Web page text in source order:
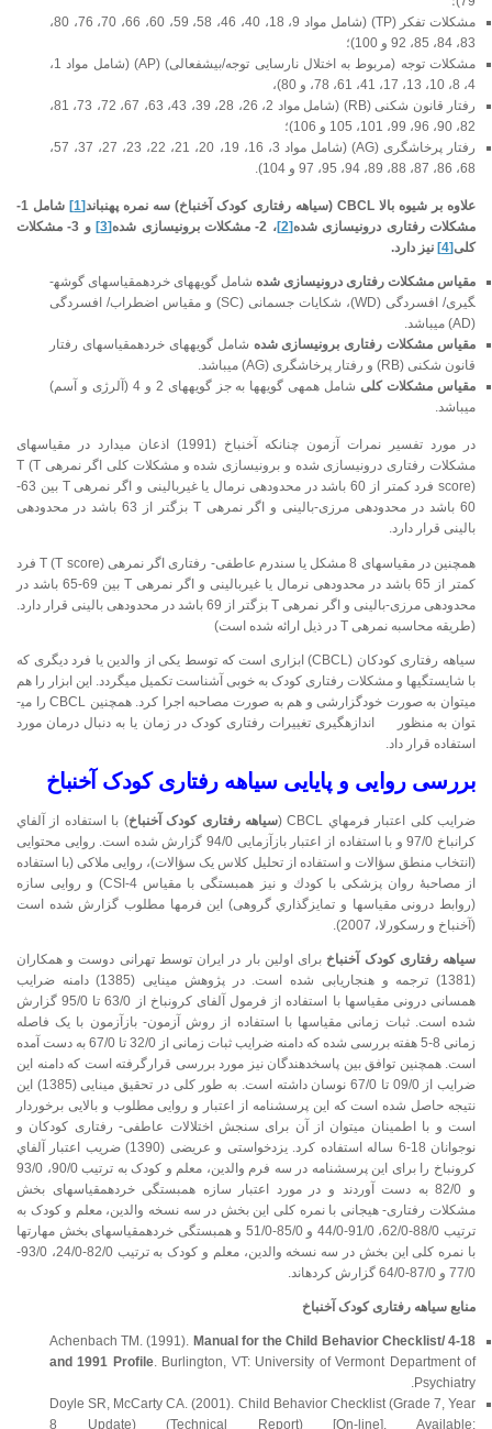
مشکلات تفکر (TP) (شامل مواد 9، 18، 40، 46، 58، 59، 60، 66، 70، 76، 80،
83، 84، 85، 92 و 100)؛
مشکلات توجه (مربوط به اختلال نارسایی توجه/بیش­فعالی) (AP) (شامل مواد 1،
4، 8، 10، 13، 17، 41، 61، 78، و 80)،
رفتار قانون شکنی (RB) (شامل مواد 2، 26، 28، 39، 43، 63، 67، 72، 73، 81،
82، 90، 96، 99، 101، 105 و 106)؛
رفتار پرخاشگری (AG) (شامل مواد 3، 16، 19، 20، 21، 22، 23، 27، 37، 57،
68، 86، 87، 88، 89، 94، 95، 97 و 104).
علاوه بر شیوه بالاCBCL
(سیاهه رفتاری کودک آخنباخ) سه نمره پهن­باند[1]
شامل 1-
مشکلات رفتاری درونی­سازی شده[2] ، 2- مشکلات برونی­سازی شده [3]
و 3- مشکلات
کلی[4] نیز دارد.
مقیاس مشکلات رفتاری درونی­سازی شدهشامل گویه­های خرده­مقیاس­های گوشه­
گیری/ افسردگی (WD)، شکایات جسمانی (SC) و مقیاس اضطراب/ افسردگی
(AD) می­باشد.
مقیاس مشکلات رفتاری برونی­سازی شده شامل گویه­های خرده­مقیاس­های رفتار
قانون شکنی (RB) و رفتار پرخاشگری (AG) می­باشد.
مقیاس مشکلات کلی
شامل همه­ی گویه­ها به جز گویه­های 2 و 4 (آلرژی و آسم)
می­باشد.
در مورد تفسیر نمرات آزمون چنانکه آخنباخ (1991) اذعان می­دارد در مقیاس­های
مشکلات رفتاری درونی­سازی شده و برونی­سازی شده و مشکلات کلی اگر نمره­ی T (T
score) فرد کمتر از 60 باشد در محدوده­ی نرمال یا غیربالینی و اگر نمره­ی T بین 63-
60 باشد در محدوده­ی مرزی-بالینی و اگر نمره­ی T بزگتر از 63 باشد در محدوده­ی
بالینی قرار دارد.
همچنین در مقیاس­های 8 مشکل یا سندرم عاطفی- رفتاری اگر نمره­ی T (T score) فرد
کمتر از 65 باشد در محدوده­ی نرمال یا غیربالینی و اگر نمره­ی T بین 69-65 باشد در
محدوده­ی مرزی-بالینی و اگر نمره­ی T بزگتر از 69 باشد در محدوده­ی بالینی قرار دارد.
(طریقه محاسبه نمره­ی T در ذیل ارائه شده است)
سیاهه­ رفتاری کودکان (CBCL) ابزاری است که توسط یکی از والدین یا فرد دیگری که
با شایستگی­ها و مشکلات رفتاری کودک به خوبی آشناست تکمیل می­گردد. این ابزار را هم
می­توان به صورت خودگزارشی و هم به صورت مصاحبه اجرا کرد. همچنین CBCL را می­
توان به منظور اندازه­گیری تغییرات رفتاری کودک در زمان یا به دنبال درمان مورد
استفاده قرار داد.
بررسی روایی و پایایی سیاهه رفتاری کودک آخنباخ
ضرایب کلی اعتبار فرم­هاي CBCL ( سیاهه رفتاری کودک آخنباخ) با استفاده از آلفاي
کرانباخ 97/0 و با استفاده از اعتبار بازآزمایی 94/0 گزارش شده است. روایی محتوایی
(انتخاب منطق سؤالات و استفاده از تحلیل کلاس یک سؤالات)، روایی ملاکی (با استفاده
از مصاحبۀ روان پزشکی با کودك و نیز همبستگی با مقیاس CSI-4) و روایی سازه
(روابط درونی مقیاس­ها و تمایزگذاري گروهی) این فرم­ها مطلوب گزارش شده است
(آخنباخ و رسکورلا، 2007).
سیاهه رفتاری کودک آخنباخ برای اولین بار در ایران توسط تهرانی دوست و همکاران
(1381) ترجمه و هنجاریابی شده است. در پژوهش مینایی (1385) دامنه ضرایب
همسانی درونی مقیاس­ها با استفاده از فرمول آلفای کرونباخ از 63/0 تا 95/0 گزارش
شده است. ثبات زمانی مقیاس­ها با استفاده از روش آزمون- بازآزمون با یک فاصله
زمانی 8-5 هفته بررسی شده که دامنه ضرایب ثبات زمانی از 32/0 تا 67/0 به دست آمده
است. همچنین توافق بین پاسخ­دهندگان نیز مورد بررسی قرارگرفته است که دامنه این
ضرایب از 09/0 تا 67/0 نوسان داشته است. به طور کلی در تحقیق مینایی (1385) این
نتیجه حاصل شده است که این پرسشنامه از اعتبار و روایی مطلوب و بالایی برخوردار
است و با اطمینان می­توان از آن برای سنجش اختلالات عاطفی- رفتاری کودکان و
نوجوانان 18-6 ساله استفاده کرد. یزدخواستی و عریضی (1390) ضريب اعتبار آلفاي
كرونباخ را برای این پرسشنامه در سه فرم والدین، معلم و کودک به ترتیب 90/0، 93/0
و 82/0 به دست آوردند و در مورد اعتبار سازه همبستگی خرده­مقیاس­های بخش
مشکلات رفتاری- هیجانی با نمره کلی این بخش در سه نسخه والدین، معلم و کودک به
ترتیب 88/0-62/0، 91/0-44/0 و 85/0-51/0 و همبستگی خرده­مقیاس­های بخش مهارت­ها
با نمره کلی این بخش در سه نسخه والدین، معلم و کودک به ترتیب 82/0-24/0، 93/0-
77/0 و 87/0-64/0 گزارش کرده­اند.
منابع سیاهه رفتاری کودک آخنباخ
Achenbach TM. (1991). Manual for the Child Behavior Checklist/ 4-18
and 1991 Profile. Burlington, VT: University of Vermont Department of
Psychiatry.
Doyle SR, McCarty CA. (2001). Child Behavior Checklist (Grade 7, Year
8 Update) (Technical Report) [On-line]. Available: